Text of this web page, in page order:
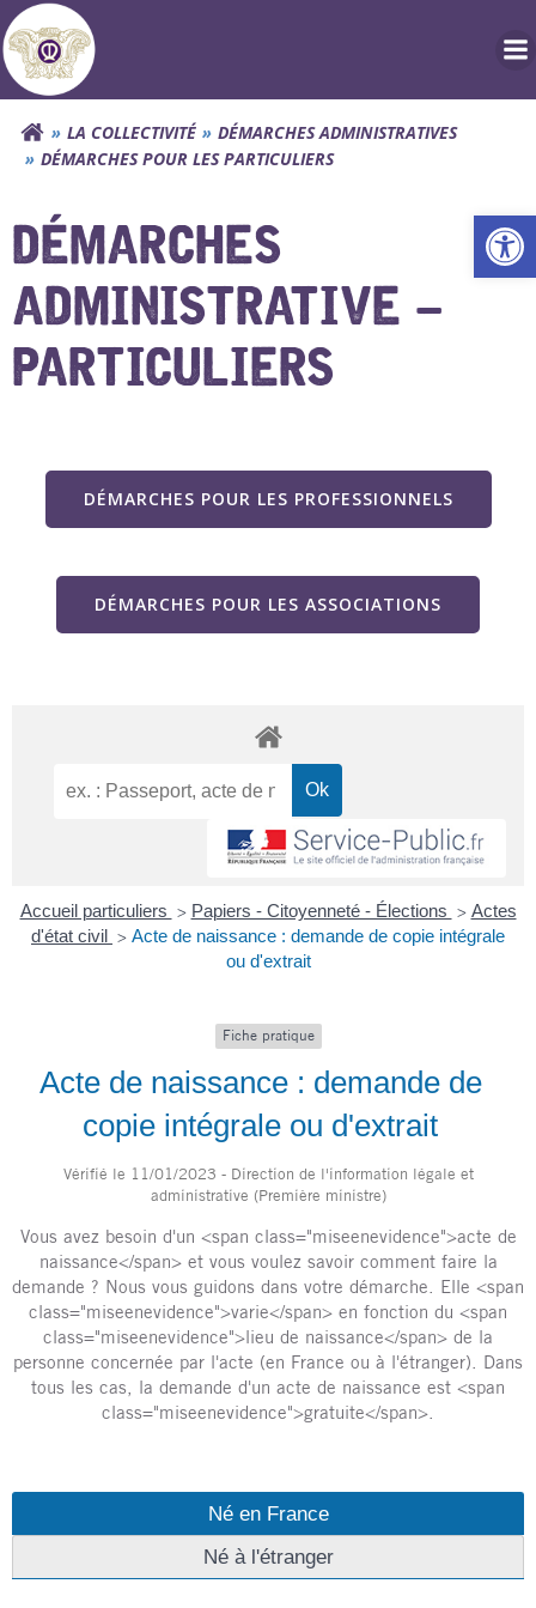
Aller
au
contenu
LA COLLECTIVITÉ
DÉMARCHES ADMINISTRATIVES
DÉMARCHES POUR LES PARTICULIERS
DÉMARCHES
ADMINISTRATIVE –
PARTICULIERS
DÉMARCHES POUR LES PROFESSIONNELS
DÉMARCHES POUR LES ASSOCIATIONS
Accueil particuliers > Papiers - Citoyenneté - Élections > Actes
d'état civil > Acte de naissance : demande de copie intégrale
ou d'extrait
Fiche pratique
Acte de naissance : demande de
copie intégrale ou d'extrait
Vérifié le 11/01/2023 - Direction de l'information légale et
administrative (Première ministre)
Vous avez besoin d'un <span class="miseenevidence">acte de
naissance</span> et vous voulez savoir comment faire la
demande ? Nous vous guidons dans votre démarche. Elle <span
class="miseenevidence">varie</span> en fonction du <span
class="miseenevidence">lieu de naissance</span> de la
personne concernée par l'acte (en France ou à l'étranger). Dans
tous les cas, la demande d'un acte de naissance est <span
class="miseenevidence">gratuite</span>.
Né en France
Né à l'étranger